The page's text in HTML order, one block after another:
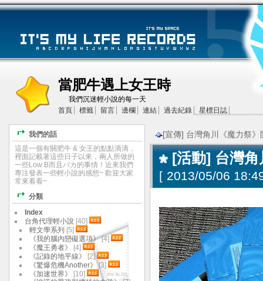
當肥牛遇上女王時
我們沉迷輕小說的每一天
首頁
標籤 留言 邊欄 連結 過去紀錄 星標日誌
[宣傳] 台灣角川《魔力祭》
[活動] 台灣
[ 2013/05/06
我們的話
這是一個有關肥牛 & 女王的點點滴滴，
裡面記載著這些日子以來，兩人所做的
一些Low B而且バカ的事情！近來我們
專注發表一些輕小說的感想~ 歡迎大家
常來看看~
分類
Index
台角代理輕小說 [40]
輕文學系列 [5]
《我的腦內戀礙選項》[4]
《魔王勇者》
[4]
《記錄的地平線》
[2]
《驚爆危機Another》[3]
《加速世界》
[10]